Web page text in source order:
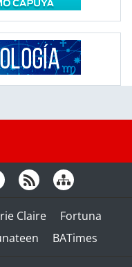
Claire
Fortuna
BATimes